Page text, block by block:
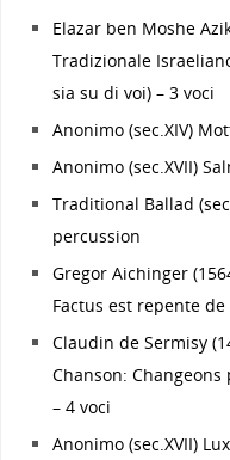
Elazar ben Moshe
Tradizionale
sia su di voi) – 3 voci
Anonimo (sec.XIV)
Anonimo (sec.XVII)
Traditional Ballad
percussion
Gregor Aichinger
Factus est repente de
Claudin de Sermisy
Chanson: Changeons
– 4 voci
Anonimo (sec.XVII)